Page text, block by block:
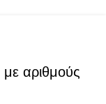
αριθμούς